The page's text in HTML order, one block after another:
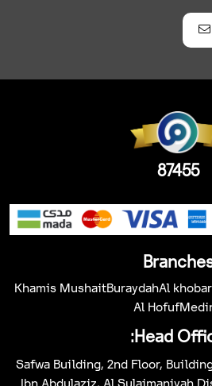
Al khobar
Buraydah
Khamis Mushait
Al Hofuf
Head
Safwa Building, 2nd Floor,
87455